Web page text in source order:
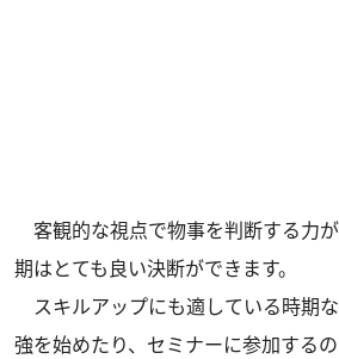
客観的な視点で物事を判断する力
期はとても良い決断ができます。
スキルアップにも適している時期
強を始めたり、セミナーに参加するの